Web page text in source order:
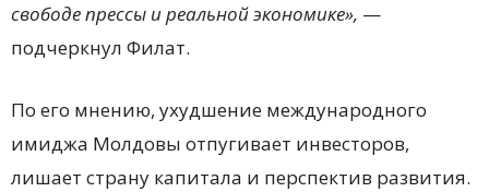
свободе прессы и реальной экономике», —
подчеркнул Филат.
По его мнению, ухудшение международного
имиджа Молдовы отпугивает инвесторов,
лишает страну капитала и перспектив развития.